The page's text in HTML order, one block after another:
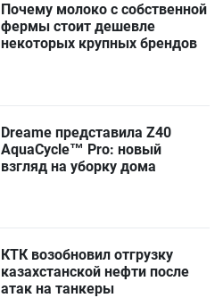
Почему молоко с собственной
фермы стоит дешевле
некоторых крупных брендов
Dreame представила Z40
AquaCycle™ Pro: новый
взгляд на уборку дома
КТК возобновил отгрузку
казахстанской нефти после
атак на танкеры